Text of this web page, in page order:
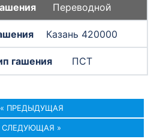
Переводной
Казань 420000
ПСТ
« ПРЕДЫДУЩАЯ
СЛЕДУЮЩАЯ »